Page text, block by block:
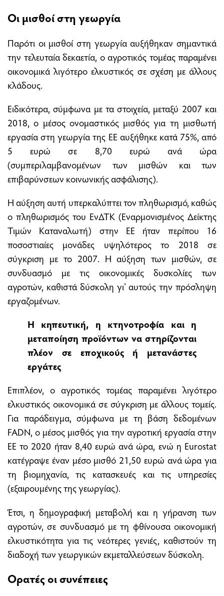
Οι μισθοί στη γεωργία
Παρότι οι μισθοί στη γεωργία αυξήθηκαν σημαντικά
την τελευταία δεκαετία, ο αγροτικός τομέας παραμένει
οικονομικά λιγότερο ελκυστικός σε σχέση με άλλους
κλάδους.
Ειδικότερα, σύμφωνα με τα στοιχεία, μεταξύ 2007 και
2018, ο μέσος ονομαστικός μισθός για τη μισθωτή
εργασία στη γεωργία της ΕΕ αυξήθηκε κατά 75%, από
5 ευρώ σε 8,70 ευρώ ανά ώρα
(συμπεριλαμβανομένων των μισθών και των
επιβαρύνσεων κοινωνικής ασφάλισης).
Η αύξηση αυτή υπερκαλύπτει τον πληθωρισμό, καθώς
ο πληθωρισμός του ΕνΔΤΚ (Εναρμονισμένος Δείκτης
Τιμών Καταναλωτή) στην ΕΕ ήταν περίπου 16
ποσοστιαίες μονάδες υψηλότερος το 2018 σε
σύγκριση με το 2007. Η αύξηση των μισθών, σε
συνδυασμό με τις οικονομικές δυσκολίες των
αγροτών, καθιστά δύσκολη γι’ αυτούς την πρόσληψη
εργαζομένων.
Η κηπευτική, η κτηνοτροφία και η
μεταποίηση προϊόντων να στηρίζονται
πλέον σε εποχικούς ή μετανάστες
εργάτες
Επιπλέον, ο αγροτικός τομέας παραμένει λιγότερο
ελκυστικός οικονομικά σε σύγκριση με άλλους τομείς.
Για παράδειγμα, σύμφωνα με τη βάση δεδομένων
FADN, ο μέσος μισθός για την αγροτική εργασία στην
ΕΕ το 2020 ήταν 8,40 ευρώ ανά ώρα, ενώ η Eurostat
κατέγραψε έναν μέσο μισθό 21,50 ευρώ ανά ώρα για
τη βιομηχανία, τις κατασκευές και τις υπηρεσίες
(εξαιρουμένης της γεωργίας).
Έτσι, η δημογραφική μεταβολή και η γήρανση των
αγροτών, σε συνδυασμό με τη φθίνουσα οικονομική
ελκυστικότητα για τις νεότερες γενιές, καθιστούν τη
διαδοχή των γεωργικών εκμεταλλεύσεων δύσκολη.
Ορατές οι συνέπειες